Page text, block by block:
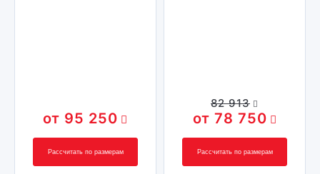
95 250
Рассчитать по размерам
82 913
78 750
Рассчитать по размерам